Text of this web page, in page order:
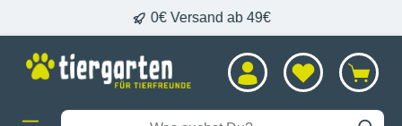
0€ Versand ab 49€